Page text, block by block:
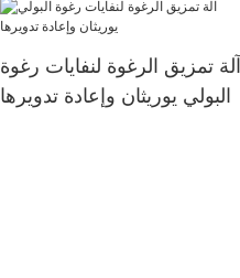
آلة تمزيق الرغوة لنفايات رغوة
البولي يوريثان وإعادة تدويرها